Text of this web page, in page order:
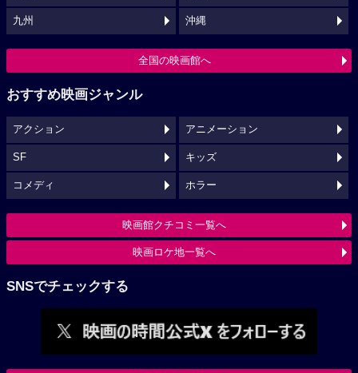
九州 沖縄
全国の映画館へ
おすすめ映画ジャンル
アクション アニメーション
SF キッズ
コメディ ホラー
映画館クチコミ一覧へ
映画ロケ地一覧へ
SNSでチェックする